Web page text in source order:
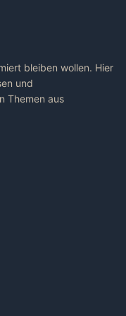
bleiben wollen. Hier
und
Themen aus